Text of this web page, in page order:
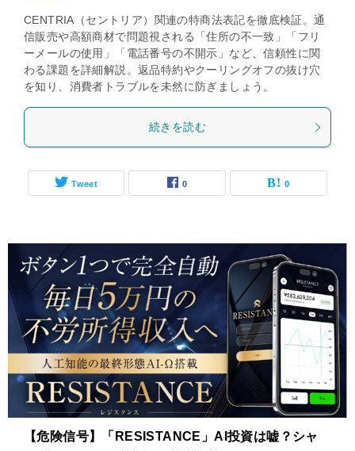
CENTRIA（セントリア）関連の特商法表記を徹底検証。通
信販売や高額商材で問題視される「住所の不一致」「フリ
ーメールの使用」「電話番号の不開示」など、信頼性に関
わる課題を詳細解説。返品特約やクーリングオフの抜け穴
を知り、消費者トラブルを未然に防ぎましょう。
続きを読む
Tweet 0 0
【危険信号】「RESISTANCE」AI投資は嘘？シャ